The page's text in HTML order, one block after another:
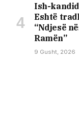
Ish-
Eshtë
“Ndjesë
Ramën”
9 Gusht, 2026